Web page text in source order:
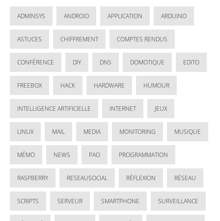
ADMINSYS ANDROID APPLICATION ARDUINO
ASTUCES CHIFFREMENT COMPTES RENDUS
CONFÉRENCE DIY DNS DOMOTIQUE EDITO
FREEBOX HACK HARDWARE HUMOUR
INTELLIGENCE ARTIFICIELLE INTERNET JEUX
LINUX MAIL MEDIA MONITORING MUSIQUE
MÉMO NEWS PAO PROGRAMMATION
RASPBERRY RESEAUSOCIAL RÉFLEXION RÉSEAU
SCRIPTS SERVEUR SMARTPHONE SURVEILLANCE